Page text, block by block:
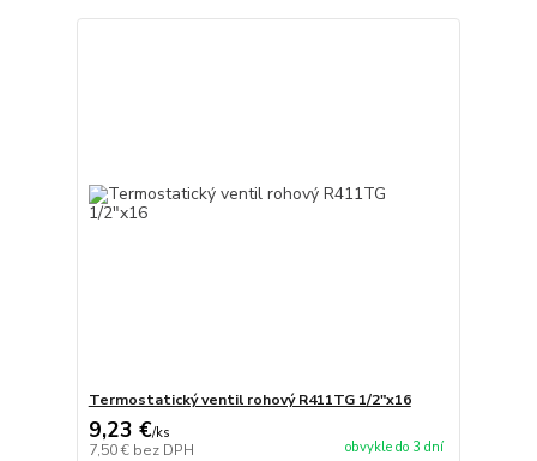
Termostatický ventil rohový R411TG 1/2"x16
9,23 €/ks
7,50 € bez DPH obvykle do 3 dní